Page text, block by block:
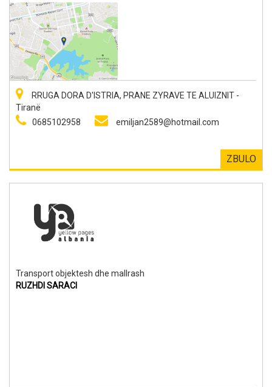
RRUGA DORA D'ISTRIA, PRANE ZYRAVE TE ALUIZNIT -
Tiranë
0685102958
emiljan2589@hotmail.com
ZBULO
Transport objektesh dhe mallrash
RUZHDI SARACI